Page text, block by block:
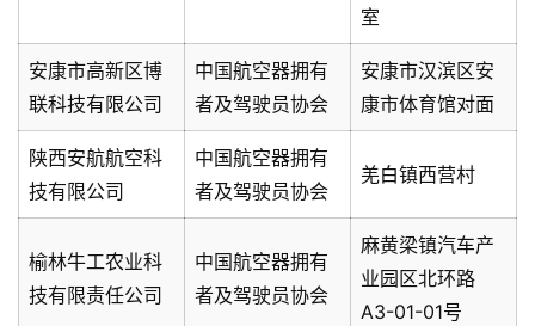
室
安康市高新区博
联科技有限公司
中国航空器拥有
者及驾驶员协会
安康市汉滨区安
康市体育馆对面
陕西安航航空科
技有限公司
中国航空器拥有
者及驾驶员协会
羌白镇西营村
榆林牛工农业科
技有限责任公司
中国航空器拥有
者及驾驶员协会
麻黄梁镇汽车产
业园区北环路
A3-01-01号